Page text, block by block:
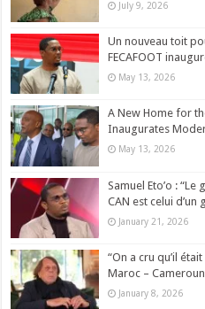
July 9, 2026
Un nouveau toit
FECAFOOT
May 13, 2026
A New Home for
Inaugurates
May 13, 2026
Samuel Eto’o :
CAN est celui
January 21, 2026
“On a cru qu’il
Maroc –
January 8, 2026